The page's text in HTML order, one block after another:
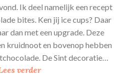
Ik deel namelijk een recept
bites. Ken jij ice cups? Daar
dan met een upgrade. Deze
kruidnoot en bovenop hebben
De Sint decoratie…
verderKruidnoot